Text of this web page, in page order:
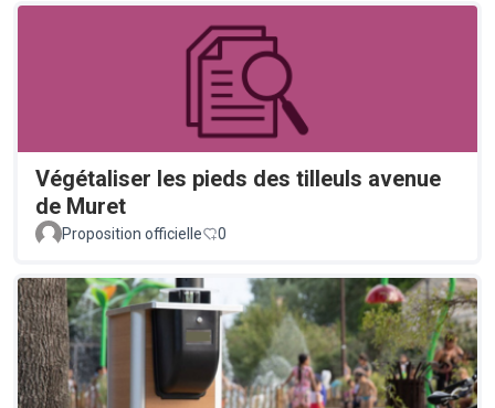
Végétaliser les pieds des tilleuls avenue
de Muret
Proposition officielle 0